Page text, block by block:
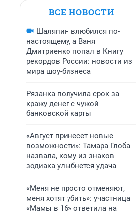
ВСЕ НОВОСТИ
Шаляпин влюбился по-
настоящему, а Ваня
Дмитриенко попал в Книгу
рекордов России: новости из
мира шоу-бизнеса
Рязанка получила срок за
кражу денег с чужой
банковской карты
«Август принесет новые
возможности»: Тамара Глоба
назвала, кому из знаков
зодиака улыбнется удача
«Меня не просто отменяют,
меня хотят убить»: участница
«Мамы в 16» ответила на